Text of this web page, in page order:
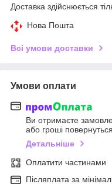
Доставка здійснюється
Нова Пошта
Всі умови доставки
Умови оплати
Ви отримаєте
або гроші
Детальніше
Оплатити частинами
Післяплата за